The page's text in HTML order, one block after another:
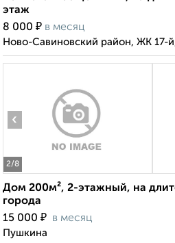
этаж
8 000 ₽ в месяц
Ново-Савиновский район, ЖК 17-
2/8
‹
Дом 200м², 2-этажный, на
города
15 000 ₽ в месяц
Пушкина